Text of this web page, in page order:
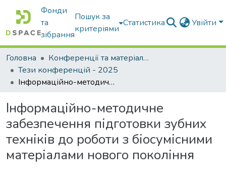
Фонди
та
зібрання
Пошук за
критеріями
Статистика Увійти
Головна
Конференції та матеріали конференцій
Тези конференцій - 2025
Інформаційно-методичне забезпечення підготовки зубних техніків до роботи з біосумісними матеріалами нового покоління
Інформаційно-методичне
забезпечення підготовки зубних
техніків до роботи з біосумісними
матеріалами нового покоління